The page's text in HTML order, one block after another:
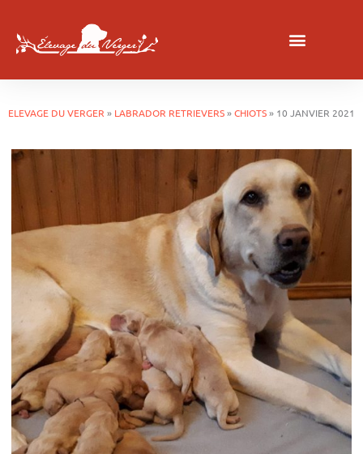
ELEVAGE DU VERGER » LABRADOR RETRIEVERS»CHIOTS» 10 JANVIER 2021